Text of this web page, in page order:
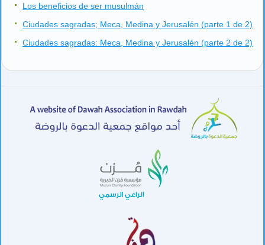
Los beneficios de ser musulmán
Ciudades sagradas; Meca, Medina y Jerusalén (parte 1 de 2)
Ciudades sagradas: Meca, Medina y Jerusalén (parte 2 de 2)